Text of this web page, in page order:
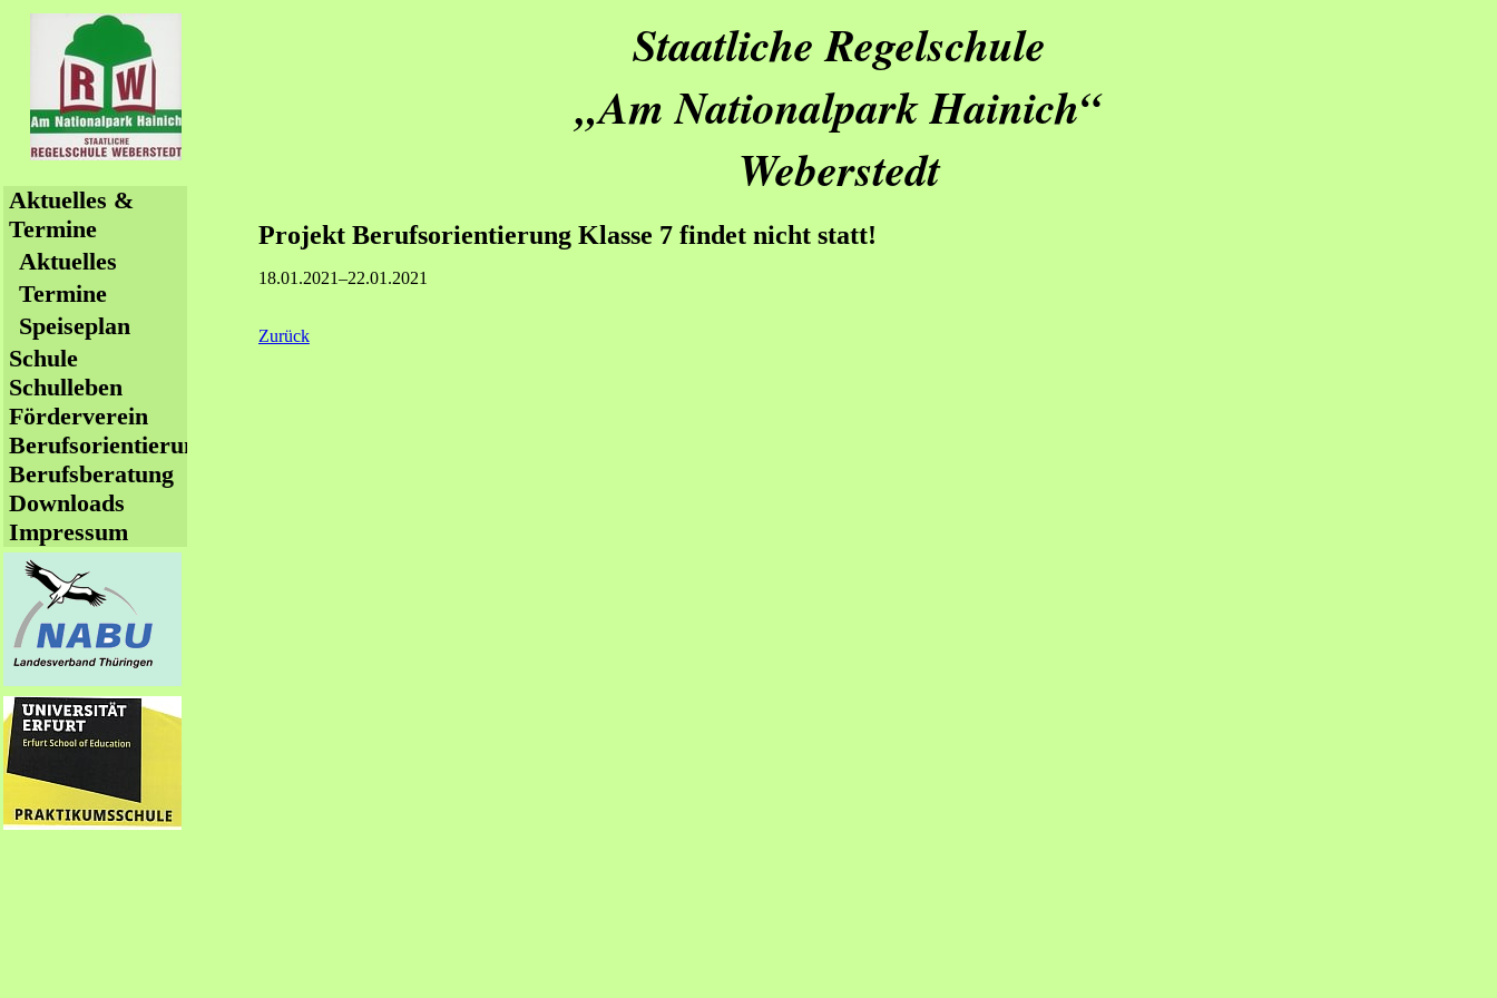
Staatliche Regelschule
„Am Nationalpark Hainich“
Weberstedt
Projekt Berufsorientierung Klasse 7 findet nicht statt!
18.01.2021–22.01.2021
Zurück
Navigation
überspringen
Aktuelles &
Termine
Aktuelles
Termine
Speiseplan
Schule
Schulleben
Förderverein
Berufsorientierung
Berufsberatung
Downloads
Impressum